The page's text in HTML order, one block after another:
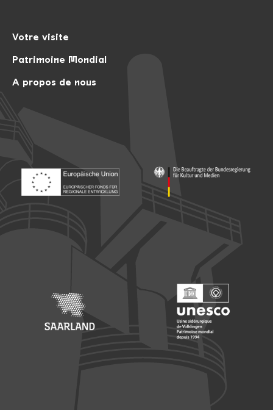
Votre visite
Patrimoine Mondial
A propos de nous